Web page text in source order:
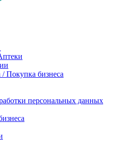
Покупка бизнеса
персональных данных